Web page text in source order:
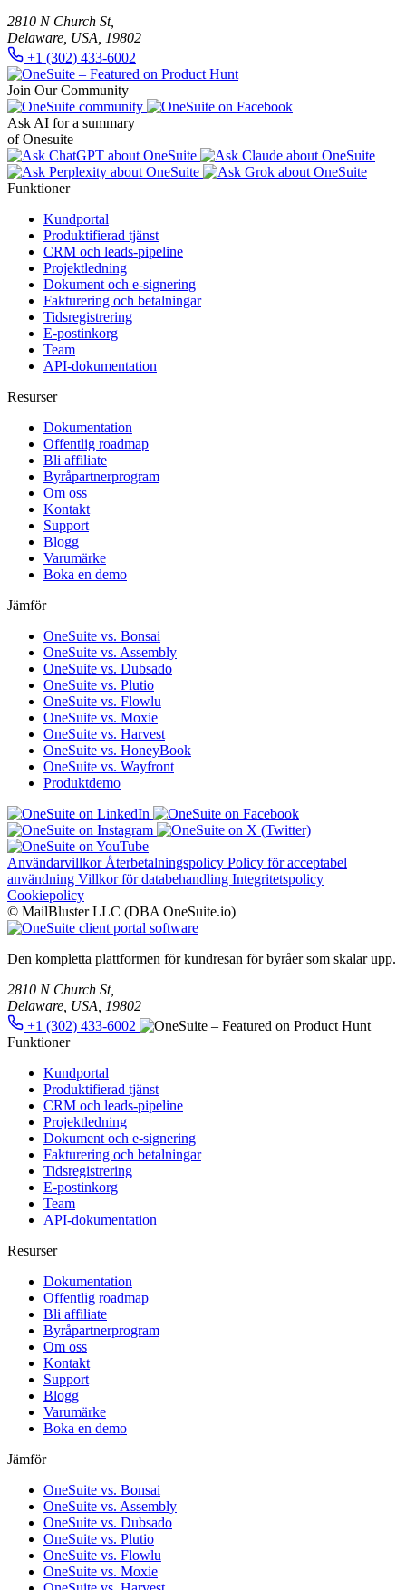
2810 N Church St,
Delaware, USA, 19802
+1 (302) 433-6002
Join Our Community
Ask AI for a summary
of Onesuite
Funktioner
Kundportal
Produktifierad tjänst
CRM och leads-pipeline
Projektledning
Dokument och e-signering
Fakturering och betalningar
Tidsregistrering
E-postinkorg
Team
API-dokumentation
Resurser
Dokumentation
Offentlig roadmap
Bli affiliate
Byråpartnerprogram
Om oss
Kontakt
Support
Blogg
Varumärke
Boka en demo
Jämför
OneSuite vs. Bonsai
OneSuite vs. Assembly
OneSuite vs. Dubsado
OneSuite vs. Plutio
OneSuite vs. Flowlu
OneSuite vs. Moxie
OneSuite vs. Harvest
OneSuite vs. HoneyBook
OneSuite vs. Wayfront
Produktdemo
Användarvillkor Återbetalningspolicy Policy för acceptabel
användning Villkor för databehandling Integritetspolicy
Cookiepolicy
© MailBluster LLC (DBA OneSuite.io)
Den kompletta plattformen för kundresan för byråer som skalar upp.
2810 N Church St,
Delaware, USA, 19802
+1 (302) 433-6002
Funktioner
Kundportal
Produktifierad tjänst
CRM och leads-pipeline
Projektledning
Dokument och e-signering
Fakturering och betalningar
Tidsregistrering
E-postinkorg
Team
API-dokumentation
Resurser
Dokumentation
Offentlig roadmap
Bli affiliate
Byråpartnerprogram
Om oss
Kontakt
Support
Blogg
Varumärke
Boka en demo
Jämför
OneSuite vs. Bonsai
OneSuite vs. Assembly
OneSuite vs. Dubsado
OneSuite vs. Plutio
OneSuite vs. Flowlu
OneSuite vs. Moxie